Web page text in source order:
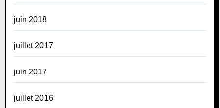
juin 2018
juillet 2017
juin 2017
juillet 2016